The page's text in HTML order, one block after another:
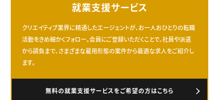
就業支援サービス
クリエイティブ業界に精通したエージェントが、お一人おひとりの転職
活動をきめ細かくフォロー。会員にご登録いただくことで、社員や派遣
から請負まで、さまざまな雇用形態の案件から最適な求人をご紹介し
ます。
無料の就業支援サービスをご希望の方はこちら